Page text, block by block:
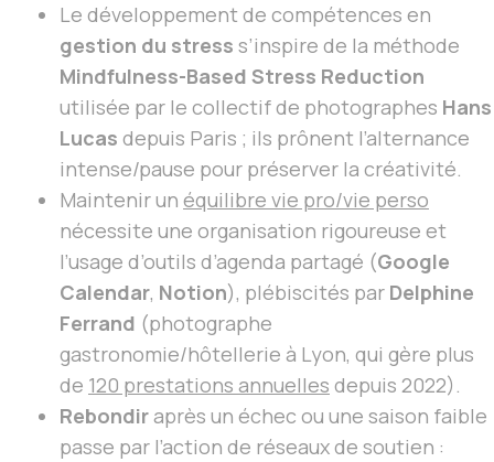
Le développement de compétences en
gestion du stress s’inspire de la méthode
Mindfulness-Based Stress Reduction
utilisée par le collectif de photographes Hans
Lucas depuis Paris ; ils prônent l’alternance
intense/pause pour préserver la créativité.
Maintenir un équilibre vie pro/vie perso
nécessite une organisation rigoureuse et
l’usage d’outils d’agenda partagé (Google
Calendar, Notion), plébiscités par Delphine
Ferrand (photographe
gastronomie/hôtellerie à Lyon, qui gère plus
de 120 prestations annuelles depuis 2022).
Rebondiraprès un échec ou une saison faible
passe par l’action de réseaux de soutien :